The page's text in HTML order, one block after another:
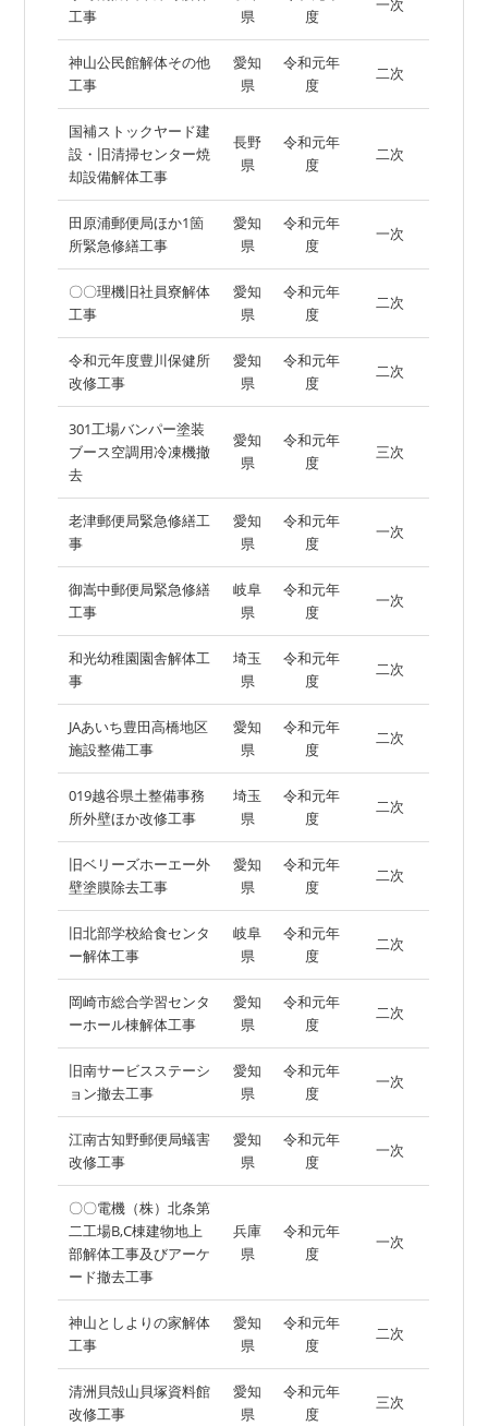
工事
県
度
一次
神山公民館解体その他
工事
愛知
県
令和元年
度
二次
国補ストックヤード建
設・旧清掃センター焼
却設備解体工事
長野
県
令和元年
度
二次
田原浦郵便局ほか1箇
所緊急修繕工事
愛知
県
令和元年
度
一次
〇〇理機旧社員寮解体
工事
愛知
県
令和元年
度
二次
令和元年度豊川保健所
改修工事
愛知
県
令和元年
度
二次
301工場バンパー塗装
ブース空調用冷凍機撤
去
愛知
県
令和元年
度
三次
老津郵便局緊急修繕工
事
愛知
県
令和元年
度
一次
御嵩中郵便局緊急修繕
工事
岐阜
県
令和元年
度
一次
和光幼稚園園舎解体工
事
埼玉
県
令和元年
度
二次
JAあいち豊田高橋地区
施設整備工事
愛知
県
令和元年
度
二次
019越谷県土整備事務
所外壁ほか改修工事
埼玉
県
令和元年
度
二次
旧ベリーズホーエー外
壁塗膜除去工事
愛知
県
令和元年
度
二次
旧北部学校給食センタ
ー解体工事
岐阜
県
令和元年
度
二次
岡崎市総合学習センタ
ーホール棟解体工事
愛知
県
令和元年
度
二次
旧南サービスステーシ
ョン撤去工事
愛知
県
令和元年
度
一次
江南古知野郵便局蟻害
改修工事
愛知
県
令和元年
度
一次
〇〇電機（株）北条第
二工場B,C棟建物地上
部解体工事及びアーケ
ード撤去工事
兵庫
県
令和元年
度
一次
神山としよりの家解体
工事
愛知
県
令和元年
度
二次
清洲貝殻山貝塚資料館
改修工事
愛知
県
令和元年
度
三次